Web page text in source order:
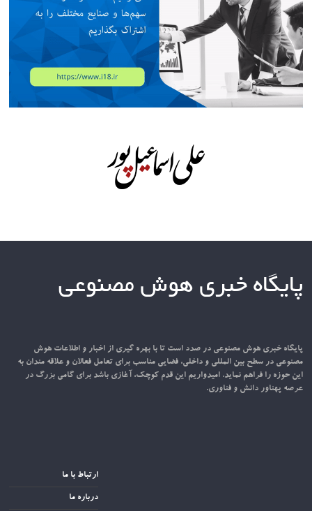
پایگاه خبری هوش مصنوعی
پایگاه خبری هوش مصنوعی در صدد است تا با بهره گیری از اخبار و اطلاعات هوش
مصنوعی در سطح بین المللی و داخلی، فضایی مناسب برای تعامل فعالان و علاقه مندان به
این حوزه را فراهم نماید. امیدواریم این قدم کوچک، آغازی باشد برای گامی بزرگ در
عرصه پهناور دانش و فناوری.
ارتباط با ما
درباره ما